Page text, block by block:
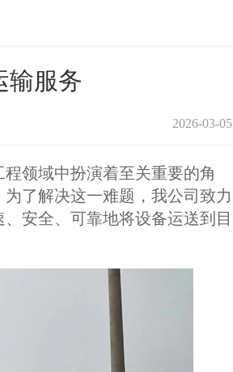
输服务
2026-03-05
领域中扮演着至关重要的角
了解决这一难题，我公司致力
安全、可靠地将设备运送到目